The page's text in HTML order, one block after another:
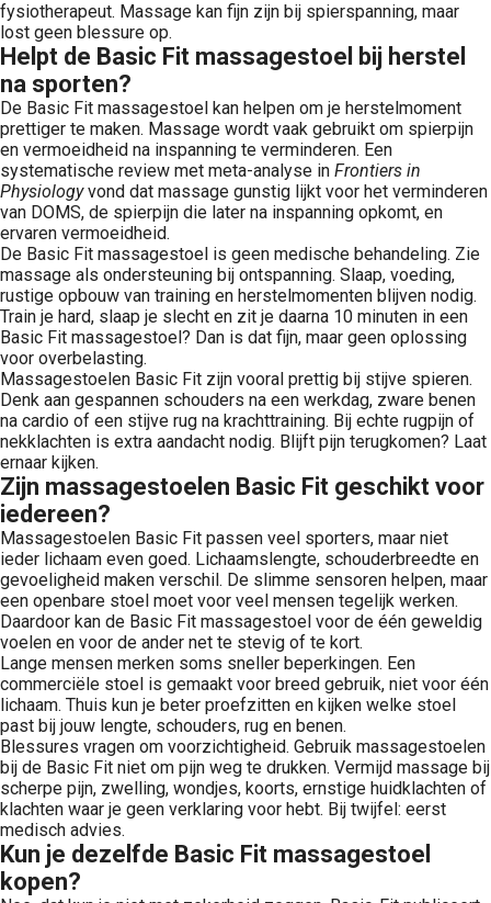
fysiotherapeut. Massage kan fijn zijn bij spierspanning, maar
lost geen blessure op.
Helpt de Basic Fit massagestoel bij herstel
na sporten?
De Basic Fit massagestoel kan helpen om je herstelmoment
prettiger te maken. Massage wordt vaak gebruikt om spierpijn
en vermoeidheid na inspanning te verminderen. Een
systematische review met meta-analyse in Frontiers in
Physiologyvond dat massage gunstig lijkt voor het verminderen
van DOMS, de spierpijn die later na inspanning opkomt, en
ervaren vermoeidheid.
De Basic Fit massagestoel is geen medische behandeling. Zie
massage als ondersteuning bij ontspanning. Slaap, voeding,
rustige opbouw van training en herstelmomenten blijven nodig.
Train je hard, slaap je slecht en zit je daarna 10 minuten in een
Basic Fit massagestoel? Dan is dat fijn, maar geen oplossing
voor overbelasting.
Massagestoelen Basic Fit zijn vooral prettig bij stijve spieren.
Denk aan gespannen schouders na een werkdag, zware benen
na cardio of een stijve rug na krachttraining. Bij echte rugpijn of
nekklachten is extra aandacht nodig. Blijft pijn terugkomen? Laat
ernaar kijken.
Zijn massagestoelen Basic Fit geschikt voor
iedereen?
Massagestoelen Basic Fit passen veel sporters, maar niet
ieder lichaam even goed. Lichaamslengte, schouderbreedte en
gevoeligheid maken verschil. De slimme sensoren helpen, maar
een openbare stoel moet voor veel mensen tegelijk werken.
Daardoor kan de Basic Fit massagestoel voor de één geweldig
voelen en voor de ander net te stevig of te kort.
Lange mensen merken soms sneller beperkingen. Een
commerciële stoel is gemaakt voor breed gebruik, niet voor één
lichaam. Thuis kun je beter proefzitten en kijken welke stoel
past bij jouw lengte, schouders, rug en benen.
Blessures vragen om voorzichtigheid. Gebruik massagestoelen
bij de Basic Fit niet om pijn weg te drukken. Vermijd massage bij
scherpe pijn, zwelling, wondjes, koorts, ernstige huidklachten of
klachten waar je geen verklaring voor hebt. Bij twijfel: eerst
medisch advies.
Kun je dezelfde Basic Fit massagestoel
kopen?